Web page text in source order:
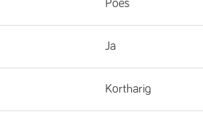
Poes
Ja
Kortharig